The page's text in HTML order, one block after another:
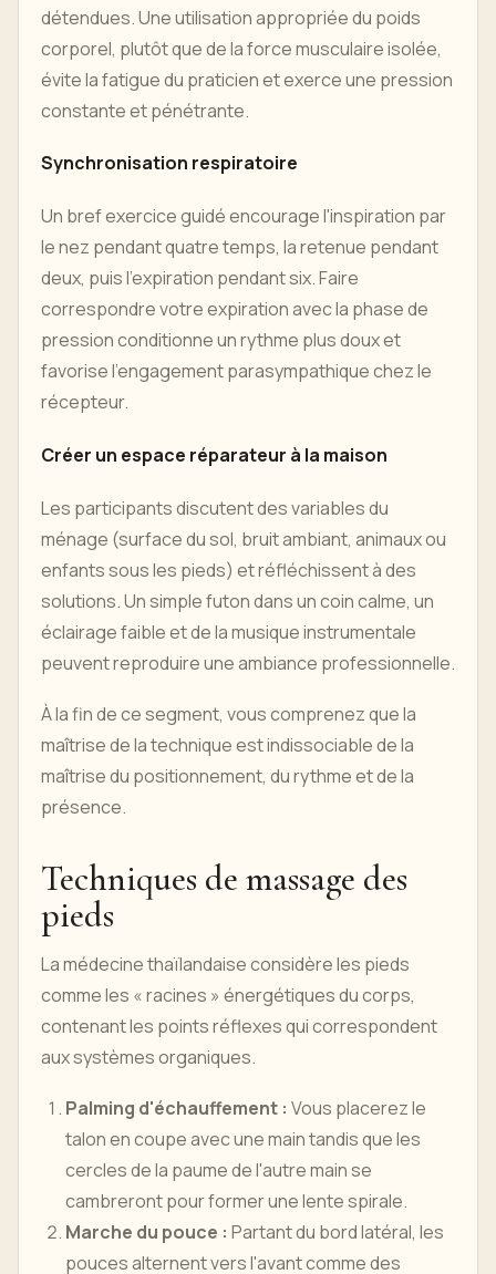
détendues. Une utilisation appropriée du poids
corporel, plutôt que de la force musculaire isolée,
évite la fatigue du praticien et exerce une pression
constante et pénétrante.
Synchronisation respiratoire
Un bref exercice guidé encourage l'inspiration par
le nez pendant quatre temps, la retenue pendant
deux, puis l'expiration pendant six. Faire
correspondre votre expiration avec la phase de
pression conditionne un rythme plus doux et
favorise l'engagement parasympathique chez le
récepteur.
Créer un espace réparateur à la maison
Les participants discutent des variables du
ménage (surface du sol, bruit ambiant, animaux ou
enfants sous les pieds) et réfléchissent à des
solutions. Un simple futon dans un coin calme, un
éclairage faible et de la musique instrumentale
peuvent reproduire une ambiance professionnelle.
À la fin de ce segment, vous comprenez que la
maîtrise de la technique est indissociable de la
maîtrise du positionnement, du rythme et de la
présence.
Techniques de massage des
pieds
La médecine thaïlandaise considère les pieds
comme les « racines » énergétiques du corps,
contenant les points réflexes qui correspondent
aux systèmes organiques.
Palming d'échauffement : Vous placerez le
talon en coupe avec une main tandis que les
cercles de la paume de l'autre main se
cambreront pour former une lente spirale.
Marche du pouce : Partant du bord latéral, les
pouces alternent vers l'avant comme des